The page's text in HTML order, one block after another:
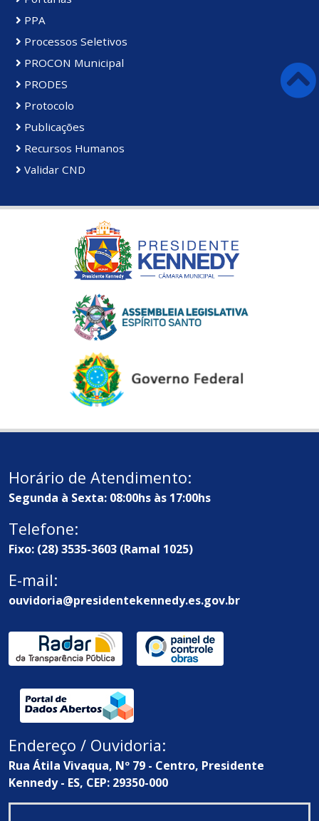
PPA
Processos Seletivos
PROCON Municipal
PRODES
Protocolo
Publicações
Recursos Humanos
Validar CND
Horário de Atendimento:
Segunda à Sexta: 08:00hs às 17:00hs
Telefone:
Fixo: (28) 3535-3603 (Ramal 1025)
E-mail:
ouvidoria@presidentekennedy.es.gov.br
Endereço / Ouvidoria:
Rua Átila Vivaqua, Nº 79 - Centro, Presidente
Kennedy - ES, CEP: 29350-000